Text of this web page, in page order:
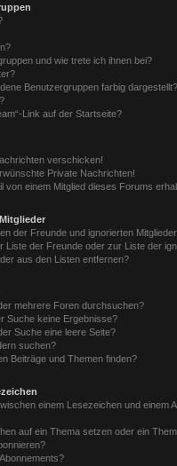
und wie trete ich ihnen bei?
Benutzergruppen farbig dargestellt?
Link auf der Startseite?
verschicken!
Private Nachrichten!
von einem Mitglied dieses Forums
der Freunde und ignorierten
Liste der Freunde oder zur Liste der
aus den Listen entfernen?
mehrere Foren durchsuchen?
Suche keine Ergebnisse?
Suche eine leere Seite?
suchen?
Beiträge und Themen finden?
einem Lesezeichen und einem
auf ein Thema setzen oder ein